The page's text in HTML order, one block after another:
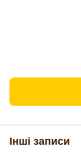
Інші записи